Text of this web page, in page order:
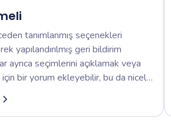
tanımlanmış seçenekleri
yapılandırılmış geri bildirim
ayrıca seçimlerini açıklamak veya
bir yorum ekleyebilir, bu da nicel